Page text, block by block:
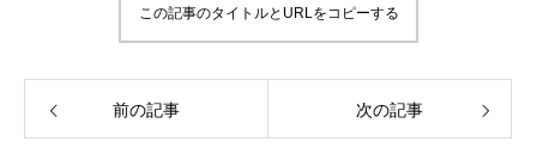
この記事のタイトルとURLをコピーする
前の記事 次の記事